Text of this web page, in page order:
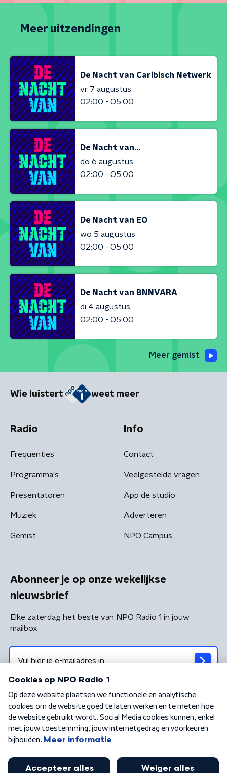
Meer uitzendingen
De Nacht van Caribisch Netwerk
vr 7 augustus
02:00 - 05:00
De Nacht van...
do 6 augustus
02:00 - 05:00
De Nacht van EO
wo 5 augustus
02:00 - 05:00
De Nacht van BNNVARA
di 4 augustus
02:00 - 05:00
Meer gemist
Wie luistert weet meer
Radio
Frequenties
Programma's
Presentatoren
Muziek
Gemist
Info
Contact
Veelgestelde vragen
App de studio
Adverteren
NPO Campus
Abonneer je op onze wekelijkse
nieuwsbrief
Elke zaterdag het beste van NPO Radio 1 in jouw
mailbox
Algemene voorwaarden